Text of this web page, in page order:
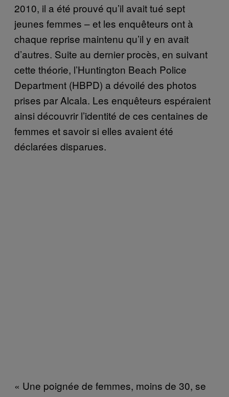
2010, il a été prouvé qu’il avait tué sept
jeunes femmes – et les enquêteurs ont à
chaque reprise maintenu qu’il y en avait
d’autres. Suite au dernier procès, en suivant
cette théorie, l’Huntington Beach Police
Department (HBPD) a dévoilé des photos
prises par Alcala. Les enquêteurs espéraient
ainsi découvrir l’identité de ces centaines de
femmes et savoir si elles avaient été
déclarées disparues.
« Une poignée de femmes, moins de 30, se